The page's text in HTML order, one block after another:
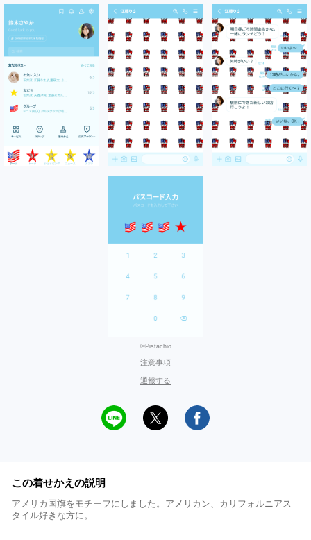
©Pistachio
注意事項
通報する
この着せかえの説明
アメリカ国旗をモチーフにしました。アメリカン、カリフォルニアス
タイル好きな方に。